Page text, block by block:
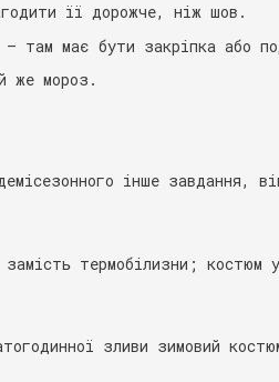
її дорожче, ніж шов.
там має бути закріпка або
же мороз.
інше завдання,
термобілизни; костюм
зливи зимовий